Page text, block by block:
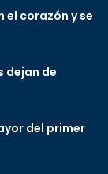
el corazón y se
dejan de
del primer